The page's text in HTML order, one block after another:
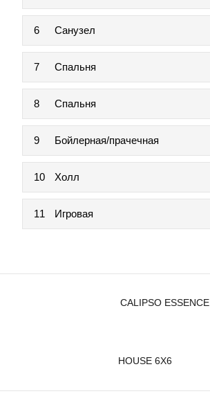
6 Санузел
7 Спальня
8 Спальня
9 Бойлерная/прачечная
10 Холл
11 Игровая
CALIPSO ESSENCE
HOUSE 6X6